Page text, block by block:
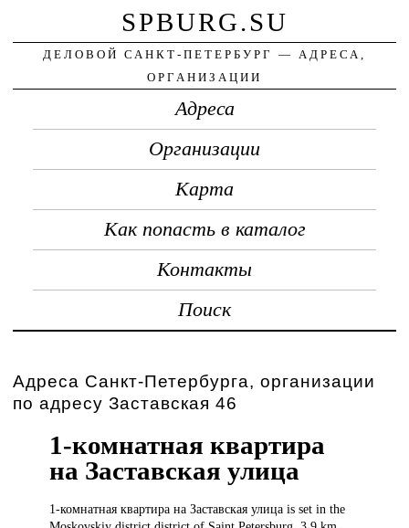
SPBURG.SU
ДЕЛОВОЙ САНКТ-ПЕТЕРБУРГ — АДРЕСА,
ОРГАНИЗАЦИИ
Адреса
Организации
Карта
Как попасть в каталог
Контакты
Поиск
Адреса Санкт-Петербурга, организации
по адресу Заставская 46
1-комнатная квартира
на Заставская улица
1-комнатная квартирана Заставская улица is set in the